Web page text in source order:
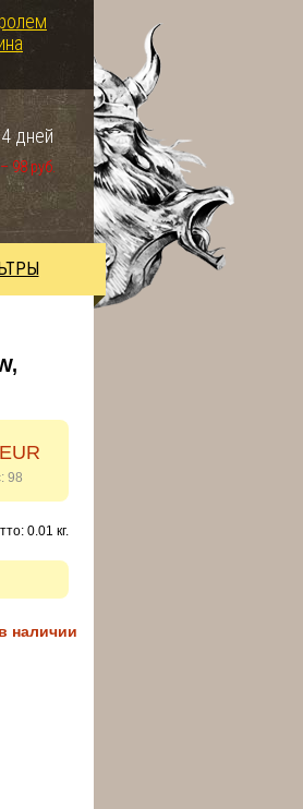
98 руб.
дней
98
0.01 кг.
наличии